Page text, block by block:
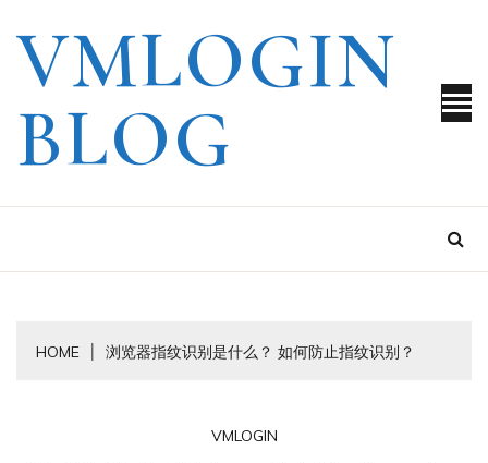
content
VMLOGIN
BLOG
HOME 浏览器指纹识别是什么？ 如何防止指纹识别？
VMLOGIN